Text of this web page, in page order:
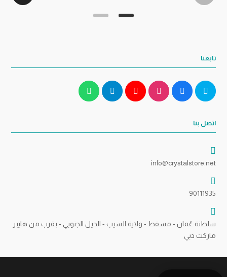
تابعنا
اتصل بنا
info@crystalstore.net
90111935
سلطنة عُمان - مسقط - ولاية السيب - الحيل الجنوبي - بقرب من هايبر
ماركت دبي